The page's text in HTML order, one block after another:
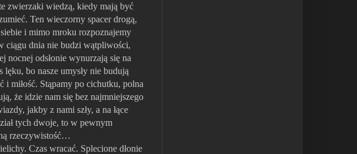
zwierzaki wiedzą, kiedy mają być
Ten wieczorny spacer drogą,
i mimo mroku rozpoznajemy
ciągu dnia nie budzi wątpliwości,
nocnej odsłonie wynurzają się na
bo nasze umysły nie budują
i miłość. Stąpamy po cichutku, polna
że idzie nam się bez najmniejszego
jakby z nami szły, a na łące
tych dwoje, to w pewnym
rzeczywistość…
Czas wracać. Splecione dłonie